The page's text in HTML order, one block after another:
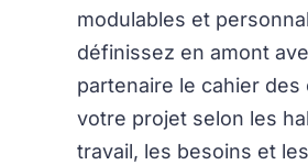
modulables et
définissez en amont
partenaire le cahier des
votre projet selon les
travail, les besoins et